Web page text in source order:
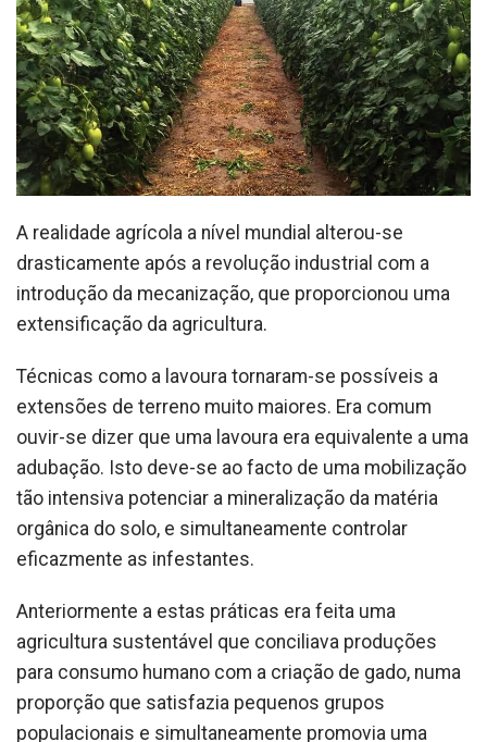
A realidade agrícola a nível mundial alterou-se
drasticamente após a revolução industrial com a
introdução da mecanização, que proporcionou uma
extensificação da agricultura.
Técnicas como a lavoura tornaram-se possíveis a
extensões de terreno muito maiores. Era comum
ouvir-se dizer que uma lavoura era equivalente a uma
adubação. Isto deve-se ao facto de uma mobilização
tão intensiva potenciar a mineralização da matéria
orgânica do solo, e simultaneamente controlar
eficazmente as infestantes.
Anteriormente a estas práticas era feita uma
agricultura sustentável que conciliava produções
para consumo humano com a criação de gado, numa
proporção que satisfazia pequenos grupos
populacionais e simultaneamente promovia uma